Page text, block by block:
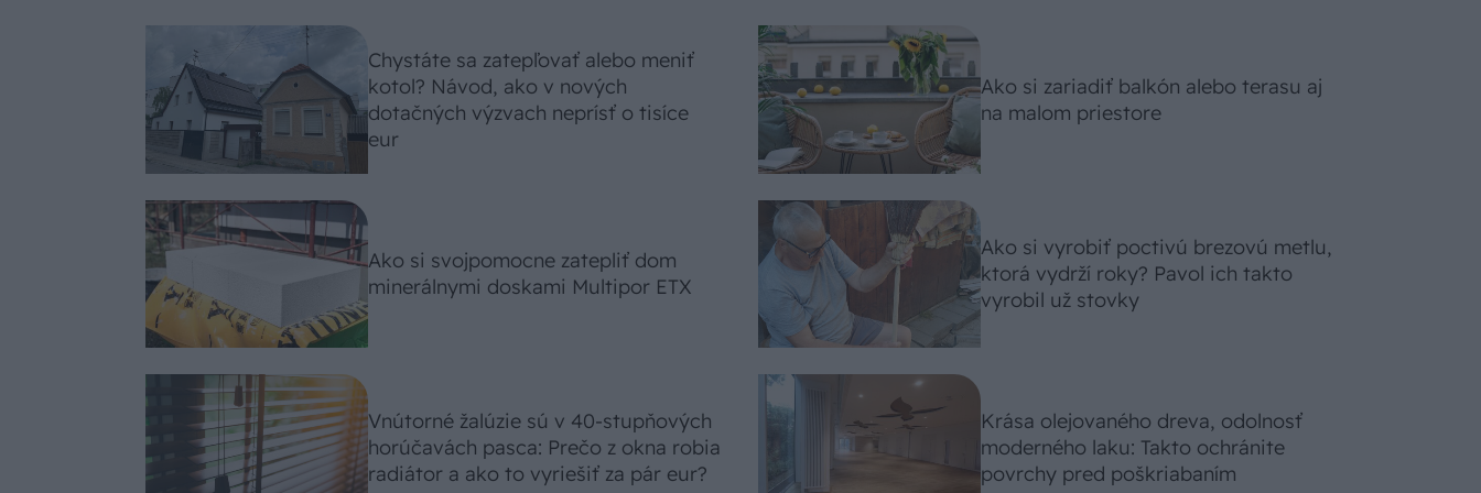
Chystáte sa zatepľovať alebo meniť
kotol? Návod, ako v nových
dotačných výzvach neprísť o tisíce
eur
Ako si svojpomocne zatepliť dom
minerálnymi doskami Multipor ETX
Vnútorné žalúzie sú v 40-stupňových
horúčavách pasca: Prečo z okna robia
radiátor a ako to vyriešiť za pár eur?
Ako si zariadiť balkón alebo terasu aj
na malom priestore
Ako si vyrobiť poctivú brezovú metlu,
ktorá vydrží roky? Pavol ich takto
vyrobil už stovky
Krása olejovaného dreva, odolnosť
moderného laku: Takto ochránite
povrchy pred poškriabaním